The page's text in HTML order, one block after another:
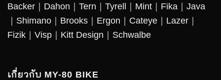
Backer ｜ Dahon ｜ Tern ｜ Tyrell ｜ Mint ｜ Fika ｜ Java
｜ Shimano ｜ Brooks ｜ Ergon ｜ Cateye ｜ Lazer ｜
Fizik｜Visp｜Kitt Design｜ Schwalbe
เกี่ยวกับ MY-80 BIKE